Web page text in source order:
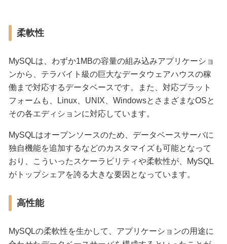
柔軟性
MySQLは、わずか1MBの容量の組み込みアプリケーショ
ンから、テラバイト級の巨大なデータウェアハウスの稼
働まで対応するデータベースです。また、対応プラット
フォームも、Linux、UNIX、WindowsとさまざまなOSと
その各エディションに対応しています。
MySQLはオープンソースのため、データベースサーバに
独自機能を追加するなどのカスタマイズも可能となって
おり、こういったスケーラビリティや柔軟性が、MySQL
がトップシェアを誇る大きな要因となっています。
高性能
MySQLの柔軟性を生かして、アプリケーションの用途に